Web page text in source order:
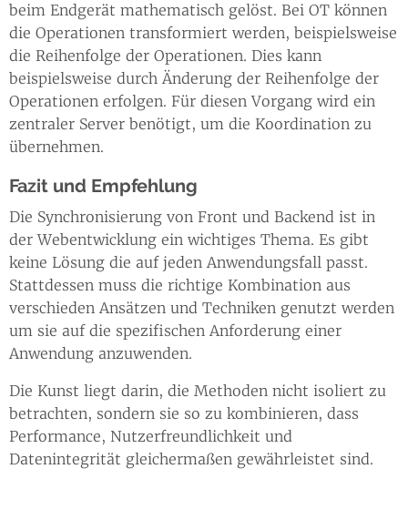
beim Endgerät mathematisch gelöst. Bei OT können
die Operationen transformiert werden, beispielsweise
die Reihenfolge der Operationen. Dies kann
beispielsweise durch Änderung der Reihenfolge der
Operationen erfolgen. Für diesen Vorgang wird ein
zentraler Server benötigt, um die Koordination zu
übernehmen.
Fazit und Empfehlung
Die Synchronisierung von Front und Backend ist in
der Webentwicklung ein wichtiges Thema. Es gibt
keine Lösung die auf jeden Anwendungsfall passt.
Stattdessen muss die richtige Kombination aus
verschieden Ansätzen und Techniken genutzt werden
um sie auf die spezifischen Anforderung einer
Anwendung anzuwenden.
Die Kunst liegt darin, die Methoden nicht isoliert zu
betrachten, sondern sie so zu kombinieren, dass
Performance, Nutzerfreundlichkeit und
Datenintegrität gleichermaßen gewährleistet sind.